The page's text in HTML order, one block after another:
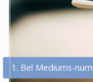
1. Bel Mediums-